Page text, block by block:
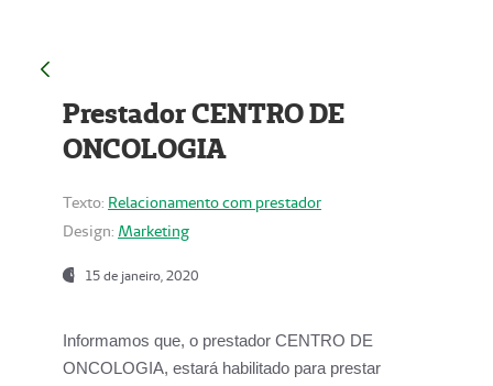
Prestador CENTRO DE
ONCOLOGIA
Texto: Relacionamento com prestador
Design: Marketing
15 de janeiro, 2020
Informamos que, o prestador CENTRO DE
ONCOLOGIA, estará habilitado para prestar